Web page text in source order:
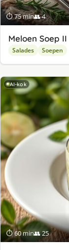
⏱ 75 min👥 4
Meloen Soep II
Salades Soepen
AI-kok
⏱ 60 min👥 25